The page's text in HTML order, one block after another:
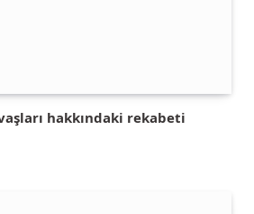
hakkındaki rekabeti